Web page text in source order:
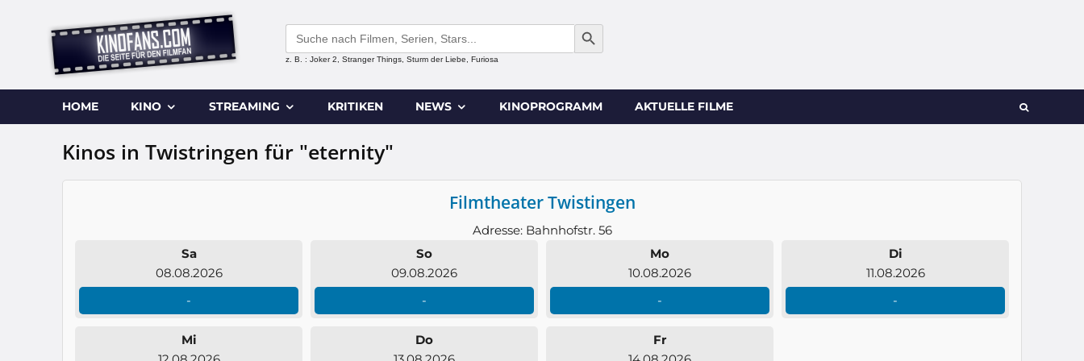
Search
for:
SEARCH BUTTON
z. B. : Joker 2, Stranger Things, Sturm der Liebe, Furiosa
HOME KINO STREAMING KRITIKEN NEWS KINOPROGRAMM AKTUELLE FILME
Kinos in Twistringen für "eternity"
Filmtheater Twistingen
Adresse: Bahnhofstr. 56
Sa
08.08.2026
-
So
09.08.2026
-
Mo
10.08.2026
-
Di
11.08.2026
-
Mi
Do
Fr